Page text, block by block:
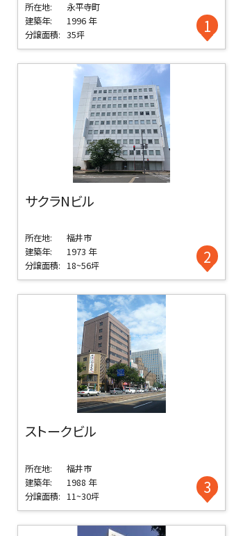
所在地:
永平寺町
建築年:
1996 年
分譲面積: 35坪 1
サクラNビル
所在地:
福井市
建築年:
1973 年
分譲面積: 18~56坪 2
ストークビル
所在地:
福井市
建築年:
1988 年
分譲面積: 11~30坪 3